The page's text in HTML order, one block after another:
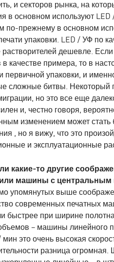
и секторов рынка, на
в основном используют
по-прежнему в основном
упаковки. LED / УФ по
растворителей дешевле.
в качестве примера, то в
первичной упаковки, и
сложные битвы. Некоторый
но это все еще
и, честно говоря,
изменением может стать
, но я вижу, что это
и эксплуатационные
какие-то другие
машины с центральным
упомянутых выше
современных печатных
быстрее при ширине
– машины линейного
мин это очень высокая
разница